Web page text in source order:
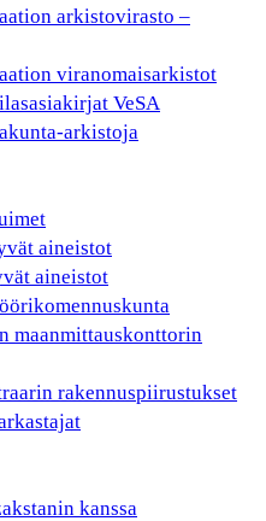
arkistovirasto –
viranomaisarkistot
VeSA
arkistoja
aineistot
aineistot
maanmittauskonttorin
rakennuspiirustukset
kanssa